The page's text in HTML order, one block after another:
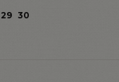
29 30